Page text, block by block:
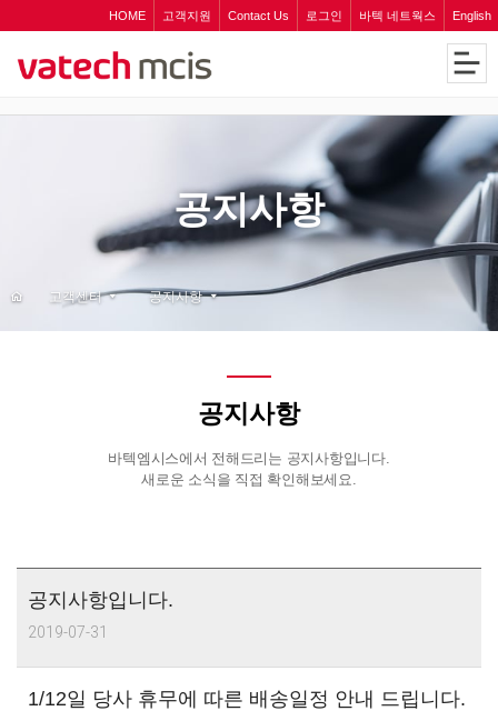
HOME 고객지원 Contact Us 로그인 바텍 네트웍스 English
공지사항
고객센터 공지사항
공지사항
바텍엠시스에서 전해드리는 공지사항입니다.
새로운 소식을 직접 확인해보세요.
공지사항입니다.
2019-07-31
1/12일 당사 휴무에 따른 배송일정 안내 드립니다.